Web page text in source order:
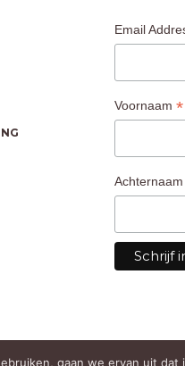
Email
Voornaam *
Achternaam
gaan we ervan uit dat